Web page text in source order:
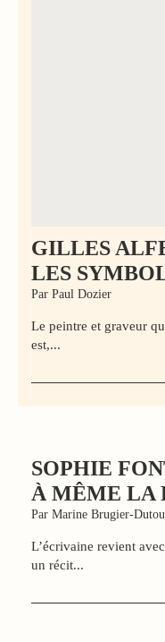
GILLES
LES
Par Paul Dozier
Le peintre et graveur
est,...
SOPHIE
À MÊME LA
Par Marine Brugier-
L’écrivaine revient
un récit...